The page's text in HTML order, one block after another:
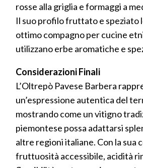
rosse alla griglia e formaggi a
Il suo profilo fruttato e speziato
ottimo compagno per cucine
utilizzano erbe aromatiche e
Considerazioni Finali
L’Oltrepò Pavese Barbera
un’espressione autentica del
mostrando come un vitigno
piemontese possa adattarsi
altre regioni italiane. Con la sua
fruttuosità accessibile, acidità